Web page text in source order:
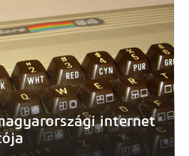
internet